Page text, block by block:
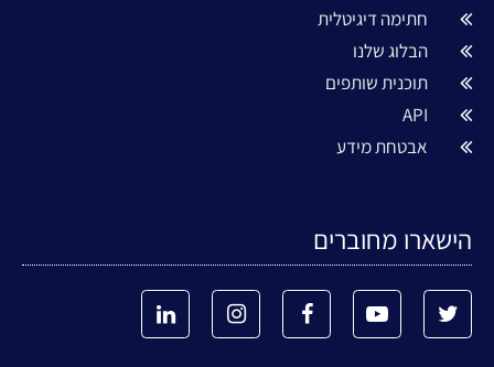
חתימה דיגיטלית
הבלוג שלנו
תוכנית שותפים
API
אבטחת מידע
הישארו מחוברים